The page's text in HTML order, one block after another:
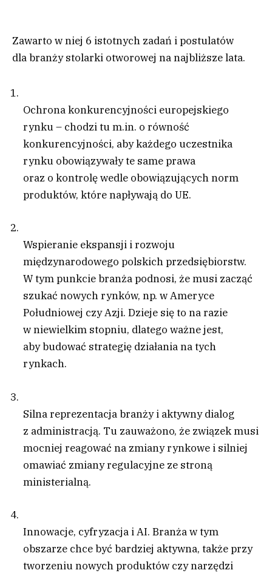
Zawarto w niej 6 istotnych zadań i postulatów
dla branży stolarki otworowej na najbliższe lata.
Ochrona konkurencyjności europejskiego
rynku – chodzi tu m.in. o równość
konkurencyjności, aby każdego uczestnika
rynku obowiązywały te same prawa
oraz o kontrolę wedle obowiązujących norm
produktów, które napływają do UE.
Wspieranie ekspansji i rozwoju
międzynarodowego polskich przedsiębiorstw.
W tym punkcie branża podnosi, że musi zacząć
szukać nowych rynków, np. w Ameryce
Południowej czy Azji. Dzieje się to na razie
w niewielkim stopniu, dlatego ważne jest,
aby budować strategię działania na tych
rynkach.
Silna reprezentacja branży i aktywny dialog
z administracją. Tu zauważono, że związek musi
mocniej reagować na zmiany rynkowe i silniej
omawiać zmiany regulacyjne ze stroną
ministerialną.
Innowacje, cyfryzacja i AI. Branża w tym
obszarze chce być bardziej aktywna, także przy
tworzeniu nowych produktów czy narzędzi